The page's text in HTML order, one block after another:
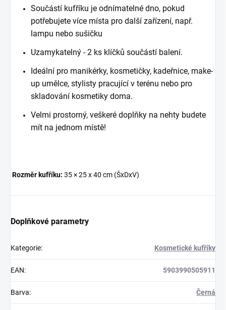
Součástí kufříku je odnímatelné dno, pokud
potřebujete více místa pro další zařízení, např.
lampu nebo sušičku
Uzamykatelný - 2 ks klíčků součástí balení.
Ideální pro manikérky, kosmetičky, kadeřnice, make-
up umělce, stylisty pracující v terénu nebo pro
skladování kosmetiky doma.
Velmi prostorný, veškeré doplňky na nehty budete
mít na jednom místě!
Rozměr kufříku: 35 × 25 x 40 cm (ŠxDxV)
Doplňkové parametry
Kategorie: Kosmetické kufříky
EAN: 5903990505911
Barva: Černá